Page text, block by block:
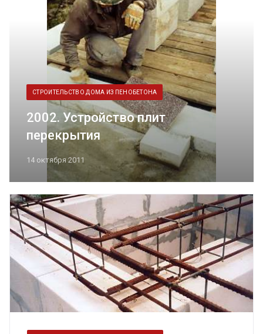
СТРОИТЕЛЬСТВО ДОМА ИЗ ПЕНОБЕТОНА
2002. Устройство плит
перекрытия
14 октября 2011